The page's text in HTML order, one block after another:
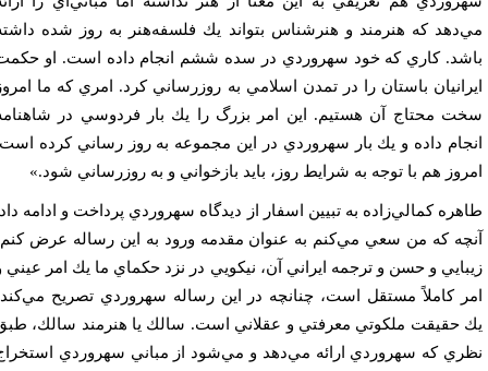
كه هنرمند و هنرشناس بتواند يك فلسفه‌هنر به روز شده داشته
كاري كه خود سهروردي در سده ششم انجام داده است. او حكمت
باستان را در تمدن اسلامي به روز‌رساني كرد. امري كه ما امروز
محتاج آن هستيم. اين امر بزرگ را يك بار فردوسي در شاهنامه
داده و يك بار سهروردي در اين مجموعه به روز رساني كرده است.
هم با توجه به شرايط روز، بايد بازخواني و به روزرساني شود.»
كمالي‌زاده به تبيين اسفار از ديدگاه سهروردي پرداخت و ادامه داد:
كه من سعي مي‌كنم به عنوان مقدمه ورود به اين رساله عرض كنم،
و حسن و ترجمه ايراني آن، نيكويي در نزد حكماي ما يك امر عيني و
كاملاً مستقل است، چنانچه در اين رساله سهروردي تصريح مي‌كند،
حقيقت ملكوتي معرفتي و عقلاني است. سالك يا هنرمند سالك، طبق
كه سهروردي ارائه مي‌دهد و مي‌شود از مباني سهروردي استخراج